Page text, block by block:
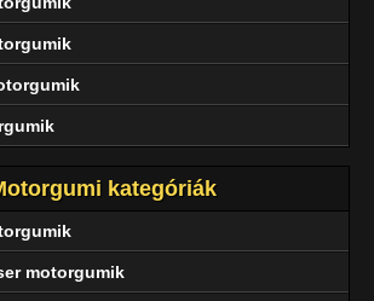
kategóriák
motorgumik